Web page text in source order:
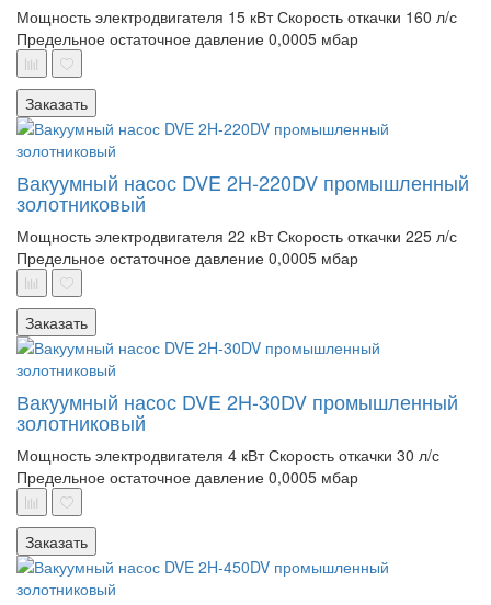
Мощность электродвигателя 15 кВт Скорость откачки 160 л/с
Предельное остаточное давление 0,0005 мбар
Заказать
Вакуумный насос DVE 2H-220DV промышленный
золотниковый
Мощность электродвигателя 22 кВт Скорость откачки 225 л/с
Предельное остаточное давление 0,0005 мбар
Заказать
Вакуумный насос DVE 2H-30DV промышленный
золотниковый
Мощность электродвигателя 4 кВт Скорость откачки 30 л/с
Предельное остаточное давление 0,0005 мбар
Заказать